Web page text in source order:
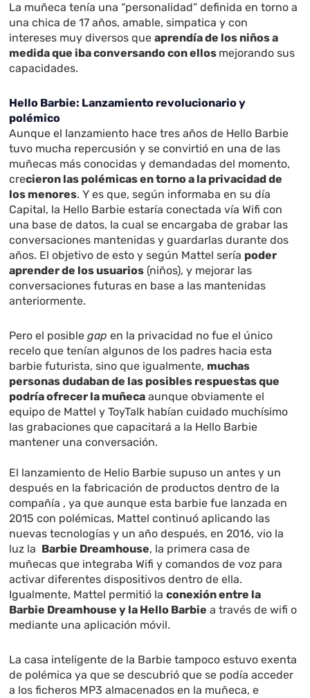
La muñeca tenía una “personalidad” definida en torno a
una chica de 17 años, amable, simpatica y con
intereses muy diversos queaprendía de los niños a
medida que iba conversando con ellos mejorando sus
capacidades.
Hello Barbie: Lanzamiento revolucionario y
polémico
Aunque el lanzamiento hace tres años de Hello Barbie
tuvo mucha repercusión y se convirtió en una de las
muñecas más conocidas y demandadas del momento,
crecieron las polémicas en torno a la privacidad de
los menores. Y es que, según informaba en su día
Capital, la Hello Barbie estaría conectada vía Wifi con
una base de datos, la cual se encargaba de grabar las
conversaciones mantenidas y guardarlas durante dos
años. El objetivo de esto y según Mattel sería poder
aprender de los usuarios (niños), y mejorar las
conversaciones futuras en base a las mantenidas
anteriormente.
Pero el posiblegap en la privacidad no fue el único
recelo que tenían algunos de los padres hacia esta
barbie futurista, sino que igualmente, muchas
personas dudaban de las posibles respuestas que
podría ofrecer la muñeca aunque obviamente el
equipo de Mattel y ToyTalk habían cuidado muchísimo
las grabaciones que capacitará a la Hello Barbie
mantener una conversación.
El lanzamiento de Helio Barbie supuso un antes y un
después en la fabricación de productos dentro de la
compañía , ya que aunque esta barbie fue lanzada en
2015 con polémicas, Mattel continuó aplicando las
nuevas tecnologías y un año después, en 2016, vio la
luz la Barbie Dreamhouse, la primera casa de
muñecas que integraba Wifi y comandos de voz para
activar diferentes dispositivos dentro de ella.
Igualmente, Mattel permitió laconexión entre la
Barbie Dreamhouse y la Hello Barbie a través de wifi o
mediante una aplicación móvil.
La casa inteligente de la Barbie tampoco estuvo exenta
de polémica ya que se descubrió que se podía acceder
a los ficheros MP3 almacenados en la muñeca, e